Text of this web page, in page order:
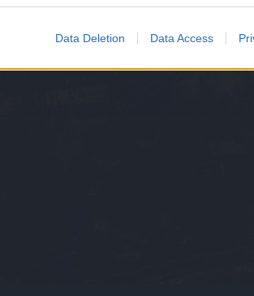
Data Deletion Data Access
Advertisement